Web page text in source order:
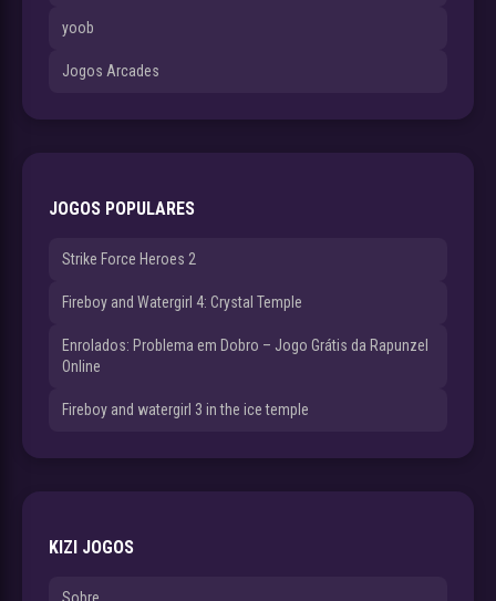
yoob
Jogos Arcades
JOGOS POPULARES
Strike Force Heroes 2
Fireboy and Watergirl 4: Crystal Temple
Enrolados: Problema em Dobro – Jogo Grátis da Rapunzel
Online
Fireboy and watergirl 3 in the ice temple
KIZI JOGOS